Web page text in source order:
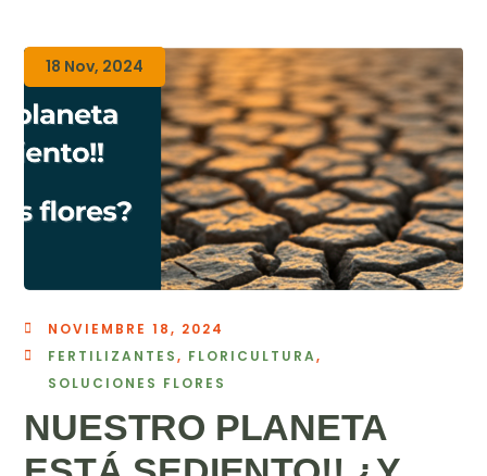
18 Nov, 2024
NOVIEMBRE 18, 2024
FERTILIZANTES, FLORICULTURA,
SOLUCIONES FLORES
NUESTRO PLANETA